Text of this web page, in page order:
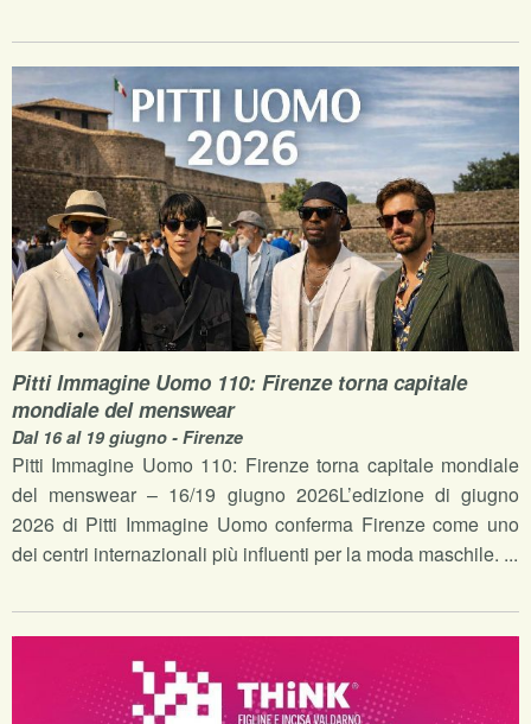
Pitti Immagine Uomo 110: Firenze torna capitale
mondiale del menswear
Dal 16 al 19 giugno - Firenze
Pitti Immagine Uomo 110: Firenze torna capitale mondiale
del menswear – 16/19 giugno 2026L’edizione di giugno
2026 di Pitti Immagine Uomo conferma Firenze come uno
dei centri internazionali più influenti per la moda maschile. ...